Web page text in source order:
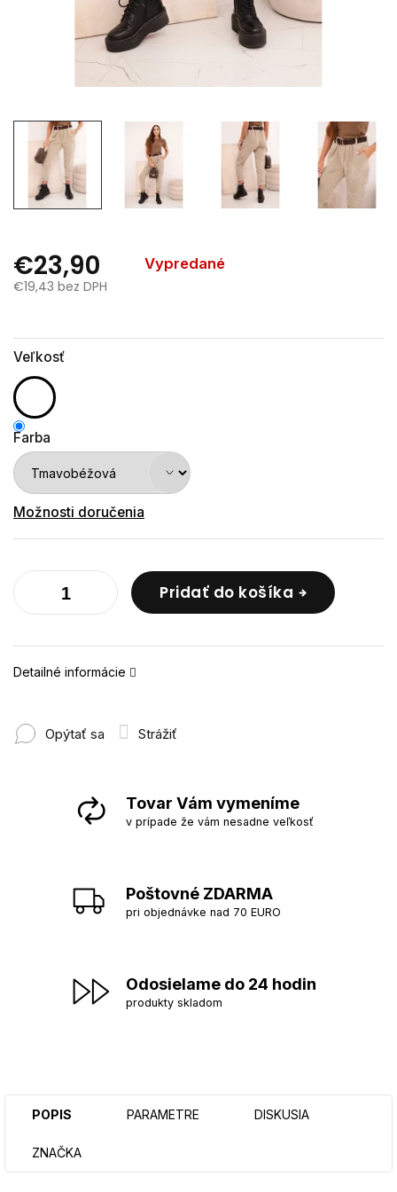
€23,90
Vypredané
€19,43 bez DPH
Veľkosť
Farba
Možnosti doručenia
Pridať do košíka
Detailné informácie
Opýtať sa Strážiť
Tovar Vám vymeníme
v prípade že vám nesadne veľkosť
Poštovné ZDARMA
pri objednávke nad 70 EURO
Odosielame do 24 hodin
produkty skladom
POPIS PARAMETRE DISKUSIA
ZNAČKA